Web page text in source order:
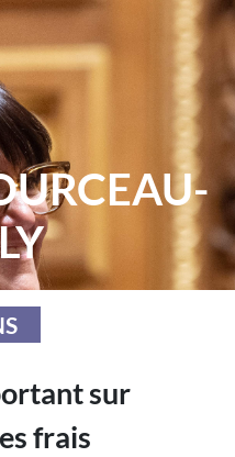
sur
frais